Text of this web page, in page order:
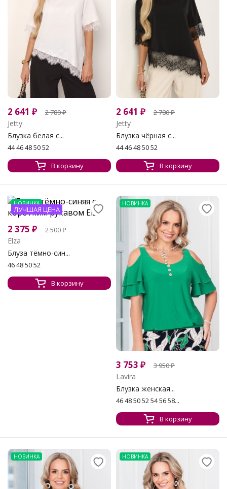
2 641 ₽ 2 780₽
Jetty
Блузка белая с...
44 46 48 50 52
В корзину
2 641 ₽ 2 780₽
Jetty
Блузка чёрная с...
44 46 48 50 52
В корзину
НОВИНКА
ЛУЧШАЯ ЦЕНА
2 375 ₽ 2 500₽
Elza
Блуза тёмно-син...
46 48 50 52
В корзину
НОВИНКА
3 753 ₽ 3 950₽
Lavira
Блузка женская...
46 48 50 52 54 56 58...
В корзину
НОВИНКА НОВИНКА